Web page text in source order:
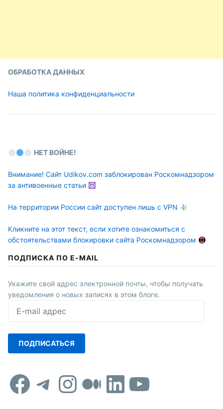
ОБРАБОТКА ДАННЫХ
Наша политика конфиденциальности
НЕТ ВОЙНЕ!
Внимание! Сайт Udikov.com заблокирован Роскомнадзором
за антивоенные статьи
На территории России сайт доступен лишь с VPN
Кликните на этот текст, если хотите ознакомиться с
обстоятельствами блокировки сайта Роскомнадзором
ПОДПИСКА ПО E-MAIL
Укажите свой адрес электронной почты, чтобы получать
уведомления о новых записях в этом блоге.
mail
ПОДПИСАТЬСЯ
Facebook
Telegram
Instagram
Средний
LinkedIn